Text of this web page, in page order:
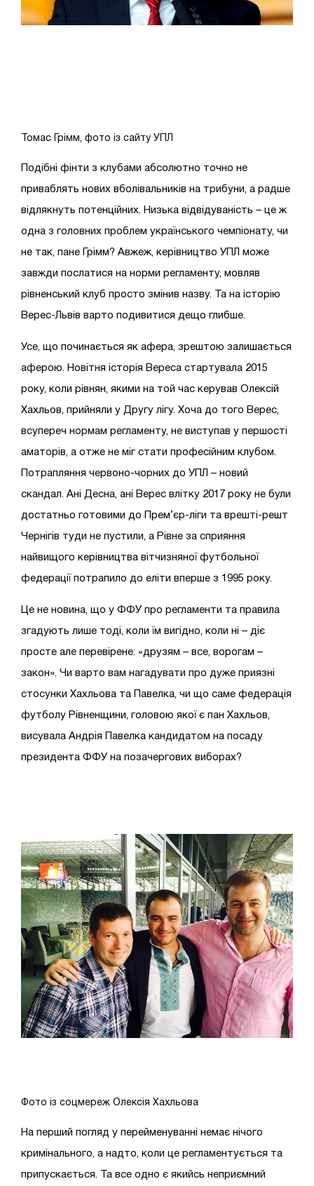
Томас Грімм, фото із сайту УПЛ
Подібні фінти з клубами абсолютно точно не
приваблять нових вболівальників на трибуни, а радше
відлякнуть потенційних. Низька відвідуваність – це ж
одна з головних проблем українського чемпіонату, чи
не так, пане Грімм? Авжеж, керівництво УПЛ може
завжди послатися на норми регламенту, мовляв
рівненський клуб просто змінив назву. Та на історію
Верес-Львів варто подивитися дещо глибше.
Усе, що починається як афера, зрештою залишається
аферою. Новітня історія Вереса стартувала 2015
року, коли рівнян, якими на той час керував Олексій
Хахльов, прийняли у Другу лігу. Хоча до того Верес,
всупереч нормам регламенту, не виступав у першості
аматорів, а отже не міг стати професійним клубом.
Потрапляння червоно-чорних до УПЛ – новий
скандал. Ані Десна, ані Верес влітку 2017 року не були
достатньо готовими до Прем’єр-ліги та врешті-решт
Чернігів туди не пустили, а Рівне за сприяння
найвищого керівництва вітчизняної футбольної
федерації потрапило до еліти вперше з 1995 року.
Це не новина, що у ФФУ про регламенти та правила
згадують лише тоді, коли їм вигідно, коли ні – діє
просте але перевірене: «друзям – все, ворогам –
закон». Чи варто вам нагадувати про дуже приязні
стосунки Хахльова та Павелка, чи що саме федерація
футболу Рівненщини, головою якої є пан Хахльов,
висувала Андрія Павелка кандидатом на посаду
президента ФФУ на позачергових виборах?
Фото із соцмереж Олексія Хахльова
На перший погляд у перейменуванні немає нічого
кримінального, а надто, коли це регламентується та
припускається. Та все одно є якийсь неприємний